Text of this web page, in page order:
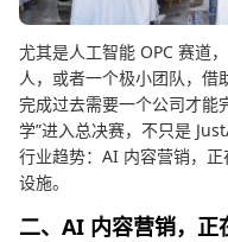
尤其是人工智能 OPC 赛道
人，或者一个极小团队，借
完成过去需要一个公司才能
学”进入总决赛，不只是
行业趋势：AI 内容营销，
设施。
二、AI 内容营销，正